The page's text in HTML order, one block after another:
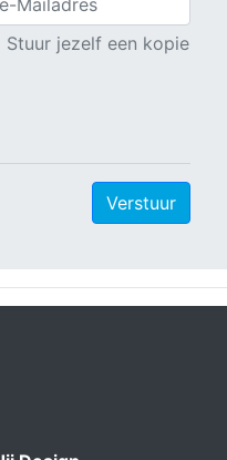
Stuur jezelf een kopie
Verstuur